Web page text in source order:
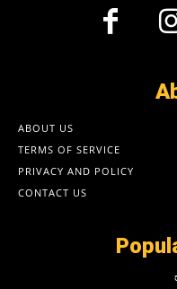
ABOUT US
TERMS OF SERVICE
PRIVACY AND POLICY
CONTACT US